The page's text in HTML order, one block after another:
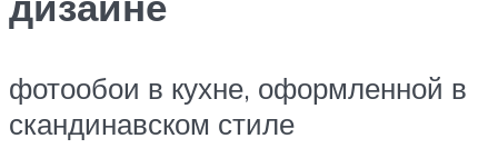
фотообои в кухне, оформленной в
скандинавском стиле